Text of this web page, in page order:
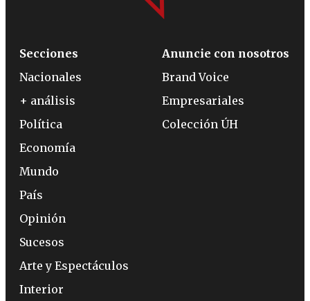
Secciones
Nacionales
+ análisis
Política
Economía
Mundo
País
Opinión
Sucesos
Arte y Espectáculos
Interior
Anuncie con nosotros
Brand Voice
Empresariales
Colección ÚH